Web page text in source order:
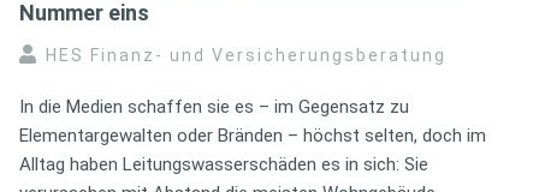
Nummer eins
HES Finanz- und Versicherungsberatung
In die Medien schaffen sie es – im Gegensatz zu
Elementargewalten oder Bränden – höchst selten, doch im
Alltag haben Leitungswasserschäden es in sich: Sie